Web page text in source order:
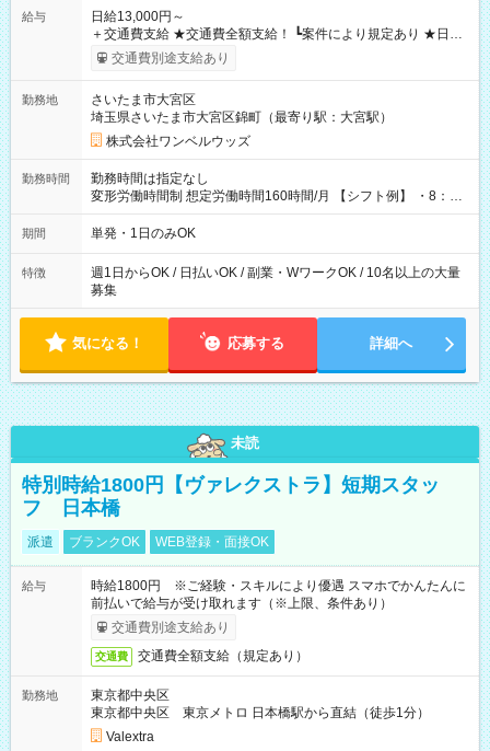
給与
日給13,000円～
＋交通費支給 ★交通費全額支給！ ┗案件により規定あり ★日払
いOK！（規定あり） ┗働いたその日に現金GET♪ お仕事後はコ
ンビニATMから 日払い分を引き落とせます！ 【試用期間】試
交通費別途支給あり
勤務地
さいたま市大宮区
埼玉県さいたま市大宮区錦町（最寄り駅：大宮駅）
株式会社ワンベルウッズ
勤務時間
勤務時間は指定なし
変形労働時間制 想定労働時間160時間/月 【シフト例】 ・8：00
～21：00
期間 単発・1日のみOK
特徴
週1日からOK / 日払いOK / 副業・WワークOK / 10名以上の大量
募集
気になる！ 応募する 詳細へ
未読
特別時給1800円【ヴァレクストラ】短期スタッ
フ 日本橋
派遣 ブランクOK WEB登録・面接OK
給与
時給1800円 ※ご経験・スキルにより優遇 スマホでかんたんに
前払いで給与が受け取れます（※上限、条件あり）
交通費別途支給あり
交通費 交通費全額支給（規定あり）
勤務地
東京都中央区
東京都中央区 東京メトロ 日本橋駅から直結（徒歩1分）
Valextra